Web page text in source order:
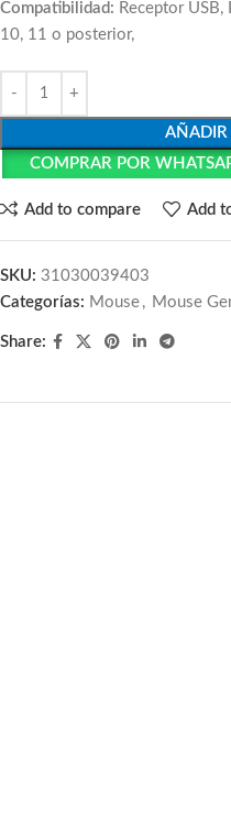
Compatibilidad: Receptor
10, 11 o posterior,
AÑADIR
COMPRAR POR
Add to compare Add
SKU: 31030039403
Categorías: Mouse , Mouse
Share: